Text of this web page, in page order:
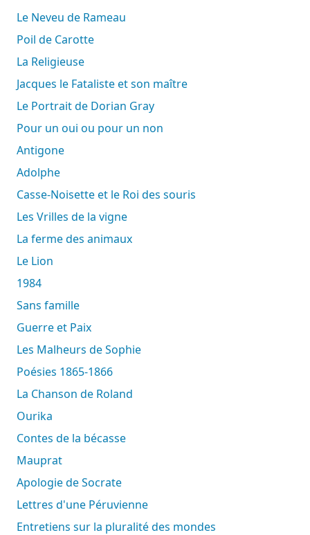
Le Neveu de Rameau
Poil de Carotte
La Religieuse
Jacques le Fataliste et son maître
Le Portrait de Dorian Gray
Pour un oui ou pour un non
Antigone
Adolphe
Casse-Noisette et le Roi des souris
Les Vrilles de la vigne
La ferme des animaux
Le Lion
1984
Sans famille
Guerre et Paix
Les Malheurs de Sophie
Poésies 1865-1866
La Chanson de Roland
Ourika
Contes de la bécasse
Mauprat
Apologie de Socrate
Lettres d'une Péruvienne
Entretiens sur la pluralité des mondes